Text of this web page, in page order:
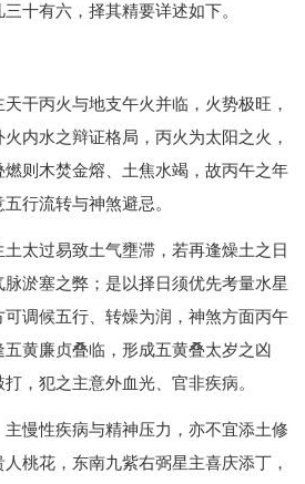
十有六，择其精要详述如下。
干丙火与地支午火并临，火势极旺，
内水之辩证格局，丙火为太阳之火，
则木焚金熔、土焦水竭，故丙午之年
行流转与神煞避忌。
太过易致土气壅滞，若再逢燥土之日
淤塞之弊；是以择日须优先考量水星
调候五行、转燥为润，神煞方面丙午
黄廉贞叠临，形成五黄叠太岁之凶
，犯之主意外血光、官非疾病。
慢性疾病与精神压力，亦不宜添土修
桃花，东南九紫右弼星主喜庆添丁，